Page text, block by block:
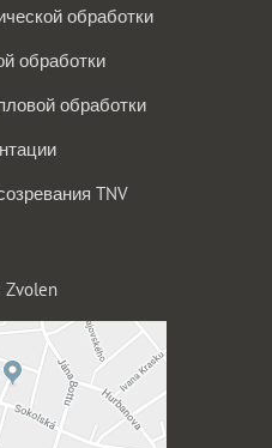
обработки
обработки
обработки
TNV
Zvolen